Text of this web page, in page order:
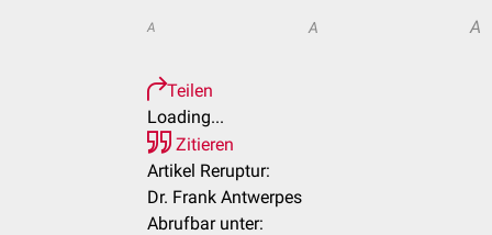
A A A
Teilen
Loading...
Zitieren
Artikel Reruptur:
Dr. Frank Antwerpes
Abrufbar unter: